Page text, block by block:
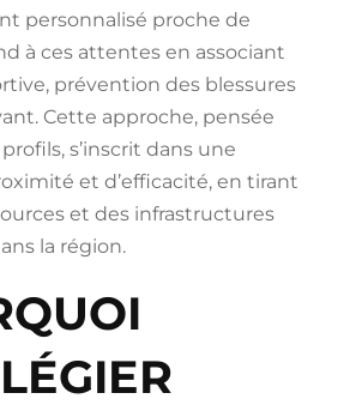
personnalisé proche de
à ces attentes en associant
prévention des blessures
Cette approche, pensée
s’inscrit dans une
et d’efficacité, en tirant
et des infrastructures
la région.